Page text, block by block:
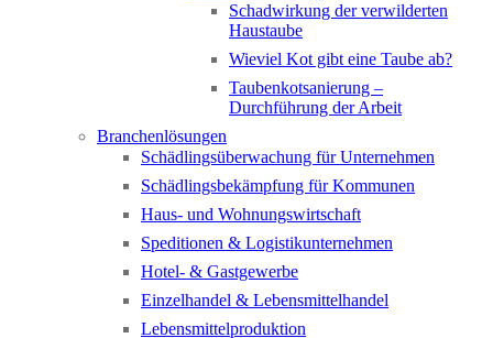
Schadwirkung der verwilderten
Haustaube
Wieviel Kot gibt eine Taube ab?
Taubenkotsanierung –
Durchführung der Arbeit
Branchenlösungen
Schädlingsüberwachung für Unternehmen
Schädlingsbekämpfung für Kommunen
Haus- und Wohnungswirtschaft
Speditionen & Logistikunternehmen
Hotel- & Gastgewerbe
Einzelhandel & Lebensmittelhandel
Lebensmittelproduktion